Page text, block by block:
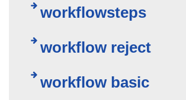
workflowsteps
workflow reject
workflow basic